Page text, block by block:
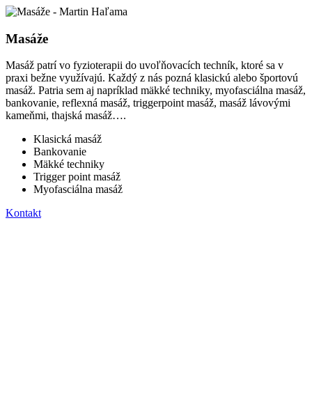
Masáže
Masáž patrí vo fyzioterapii do uvoľňovacích techník, ktoré sa v
praxi bežne využívajú. Každý z nás pozná klasickú alebo športovú
masáž. Patria sem aj napríklad mäkké techniky, myofasciálna masáž,
bankovanie, reflexná masáž, triggerpoint masáž, masáž lávovými
kameňmi, thajská masáž….
Klasická masáž
Bankovanie
Mäkké techniky
Trigger point masáž
Myofasciálna masáž
Kontakt